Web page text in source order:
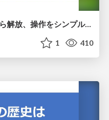
PCをキーボード/マウスから解放、操作をシンプルにする。量産化・製品化への道。
1 410